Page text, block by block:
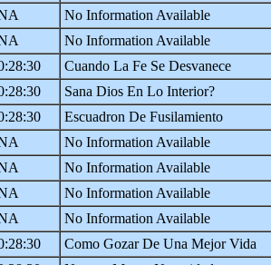
No Information Available
No Information Available
Cuando La Fe Se Desvanece
Sana Dios En Lo Interior?
Escuadron De Fusilamiento
No Information Available
No Information Available
No Information Available
No Information Available
Como Gozar De Una Mejor Vida